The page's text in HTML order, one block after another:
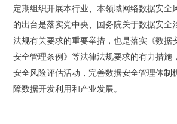
定期组织开展本行业、本领域网络数据安全
的出台是落实党中央、国务院关于数据安全
法规有关要求的重要举措，也是落实《数据
安全管理条例》等法律法规要求的有力措施
安全风险评估活动，完善数据安全管理体制
障数据开发利用和产业发展。